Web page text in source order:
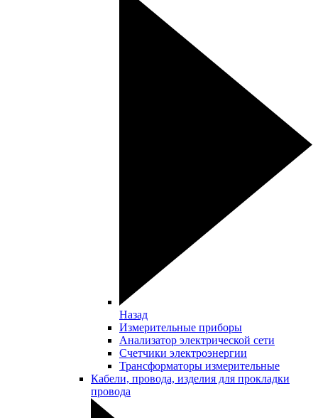
Назад
Измерительные приборы
Анализатор электрической сети
Счетчики электроэнергии
Трансформаторы измерительные
Кабели, провода, изделия для прокладки
провода